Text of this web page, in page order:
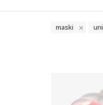
maski